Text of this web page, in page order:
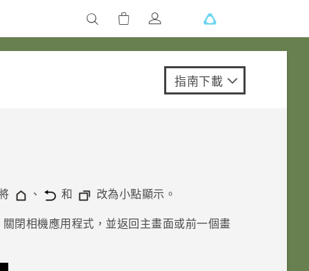
指南下載
、 和
改為小點顯示。
關閉相機應用程式，並返回主畫面或前一個畫